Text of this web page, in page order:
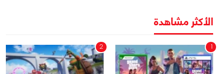
الأكثر مشاهدة
1
2